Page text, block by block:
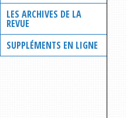
LES ARCHIVES DE LA
REVUE
SUPPLÉMENTS EN LIGNE